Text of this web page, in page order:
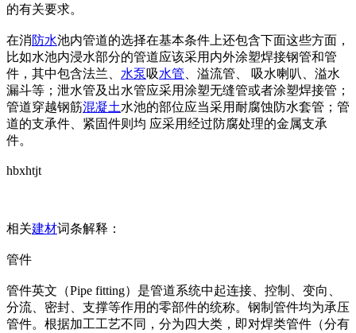
的有关要求。
在消防水池内管道的选择在基本条件上还包含下面这些方面，
比如水池内浸水部分的管道应该采用内外涂塑焊接钢管和管
件，其中包含法兰、 水泵吸水管 、溢流管、 吸水喇叭、溢水
漏斗等；泄水管及出水管应采用涂塑无缝管或者涂塑焊接管；
管道穿越钢筋混凝土水池的部位应当采用耐腐蚀防水套管；管
道的支承件、紧固件则均 应采用经过防腐处理的金属支承
件。
hbxhtjt
相关建材词条解释：
管件
管件英文（Pipe fitting）是管道系统中起连接、控制、变向、
分流、密封、支撑等作用的零部件的统称。钢制管件均为承压
管件。根据加工工艺不同，分为四大类，即对焊类管件（分有